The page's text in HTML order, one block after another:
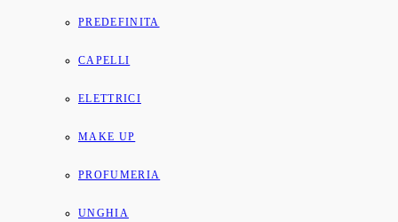
PREDEFINITA
CAPELLI
ELETTRICI
MAKE UP
PROFUMERIA
UNGHIA